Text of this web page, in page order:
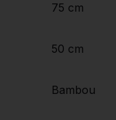
75 cm
50 cm
Bambou